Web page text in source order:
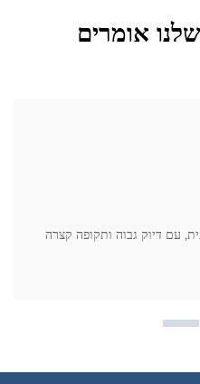
אומרים
עם דיוק גבוה ותקופה קצרה